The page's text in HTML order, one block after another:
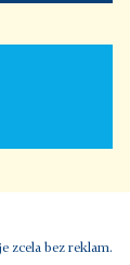
zcela bez reklam.